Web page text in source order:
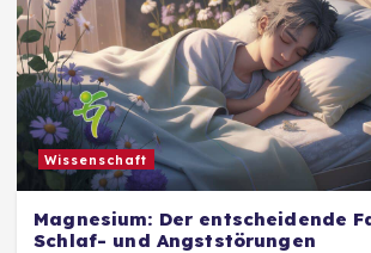
Wissenschaft
Magnesium: Der entscheidende
Schlaf- und Angststörungen